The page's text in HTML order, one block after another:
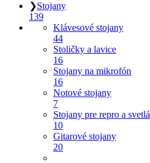
❯Stojany
139
Klávesové stojany
44
Stoličky a lavice
16
Stojany na mikrofón
16
Notové stojany
7
Stojany pre repro a svetlá
10
Gitarové stojany
20